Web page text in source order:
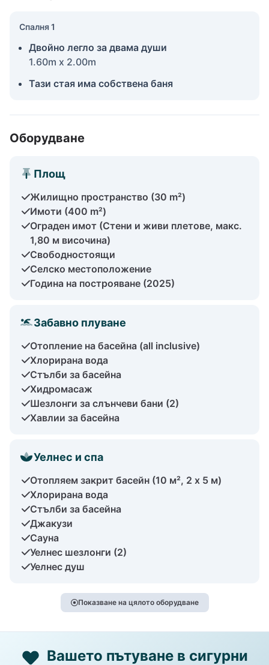
Спалня 1
Двойно легло за двама души
1.60m x 2.00m
Тази стая има собствена баня
Оборудване
Площ
Жилищно пространство (30 m²)
Имоти (400 m²)
Ограден имот (Стени и живи плетове, макс.
1,80 м височина)
Свободностоящи
Селско местоположение
Година на построяване (2025)
Забавно плуване
Отопление на басейна (all inclusive)
Хлорирана вода
Стълби за басейна
Хидромасаж
Шезлонги за слънчеви бани (2)
Хавлии за басейна
Уелнес и спа
Отопляем закрит басейн (10 м², 2 x 5 м)
Хлорирана вода
Стълби за басейна
Джакузи
Сауна
Уелнес шезлонги (2)
Уелнес душ
Показване на цялото оборудване
Вашето пътуване в сигурни